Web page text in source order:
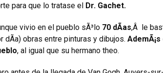
para que lo tratase el Dr. Gachet.
vivio en el pueblo sÃ³lo 70 dÃ­as,Â le
dÃ­a) obras entre pinturas y dibujos.
, al igual que su hermano theo.